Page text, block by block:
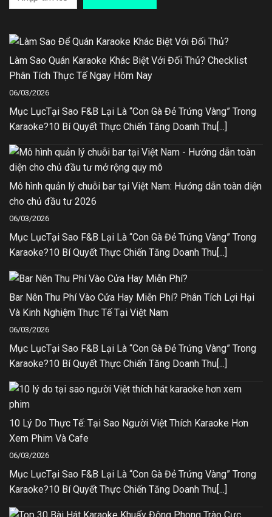
Làm Sao Quán Karaoke Khác Biệt Với Đối Thủ? Checklist
Phân Tích Thực Tế Ngay Hôm Nay
06/03/2026
Mục LụcTại Sao F&B Lại Là “Con Gà Đẻ Trứng Vàng” Trong
Karaoke?10 Bí Quyết Thực Chiến Tăng Doanh Thu[...]
Mô hình quản lý chuỗi bar tại Việt Nam: Hướng dẫn toàn diện
cho chủ đầu tư 2026
06/03/2026
Mục LụcTại Sao F&B Lại Là “Con Gà Đẻ Trứng Vàng” Trong
Karaoke?10 Bí Quyết Thực Chiến Tăng Doanh Thu[...]
Bar Nên Thu Phí Vào Cửa Hay Miễn Phí? Phân Tích Lợi Hại
Và Kinh Nghiệm Thực Tế Tại Việt Nam
06/03/2026
Mục LụcTại Sao F&B Lại Là “Con Gà Đẻ Trứng Vàng” Trong
Karaoke?10 Bí Quyết Thực Chiến Tăng Doanh Thu[...]
10 Lý Do Thực Tế: Tại Sao Người Việt Thích Karaoke Hơn
Xem Phim Và Cafe
06/03/2026
Mục LụcTại Sao F&B Lại Là “Con Gà Đẻ Trứng Vàng” Trong
Karaoke?10 Bí Quyết Thực Chiến Tăng Doanh Thu[...]